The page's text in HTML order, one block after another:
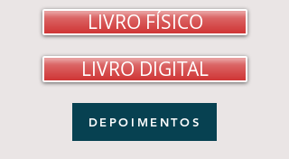
LIVRO FÍSICO
LIVRO DIGITAL
DEPOIMENTOS